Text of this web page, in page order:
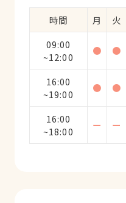
時間 月 火
09:00
~12:00
● ●
16:00
~19:00
● ●
16:00
~18:00
ー ー